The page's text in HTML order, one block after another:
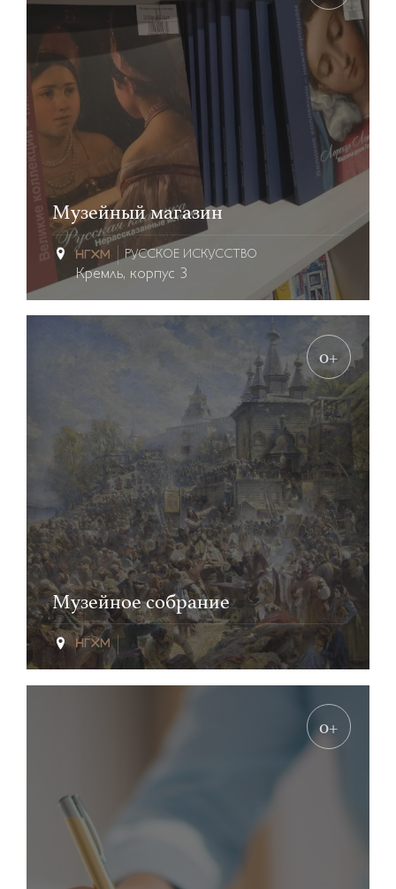
Музейный магазин
РУССКОЕ ИСКУССТВО
Кремль, корпус 3
0+
Музейное собрание
0+